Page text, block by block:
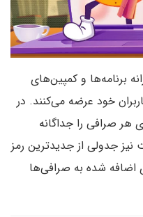
برنامه‌ها و کمپین‌های
خود عرضه می‌کنند. در
هر صرافی را جداگانه
جدولی از جدیدترین رمز
اضافه شده به صرافی‌ها